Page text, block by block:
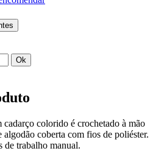
Ok
cadarço colorido é crochetado à mão
coberta com fios de poliéster.
de trabalho manual.